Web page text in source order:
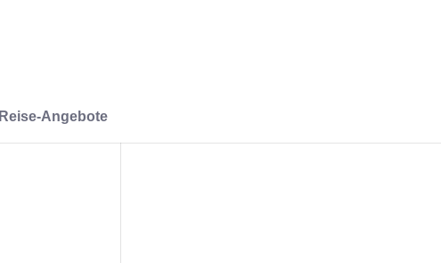
Reise-Angebote